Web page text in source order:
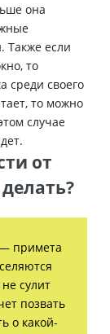
она
Также если
то
среди своего
то можно
случае
от
— примета
сулит
позвать
о какой-